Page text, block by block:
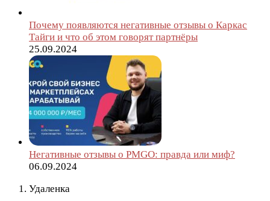
Почему появляются негативные отзывы о Каркас
Тайги и что об этом говорят партнёры
25.09.2024
Негативные отзывы о PMGO: правда или миф?
06.09.2024
Удаленка